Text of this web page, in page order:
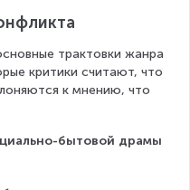
трактовки жанра
критики считают, что
к мнению, что
бытовой драмы